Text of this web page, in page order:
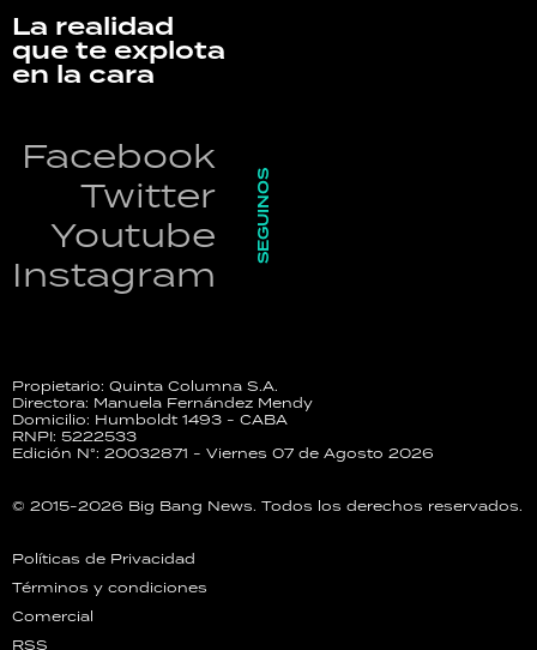
La realidad
que te explota
en la cara
Facebook
Twitter
Youtube
Instagram
SEGUINOS
Propietario: Quinta Columna S.A.
Directora: Manuela Fernández Mendy
Domicilio: Humboldt 1493 - CABA
RNPI: 5222533
Edición N°: 20032871 - Viernes 07 de Agosto 2026
© 2015-2026 Big Bang News. Todos los derechos reservados.
Políticas de Privacidad
Términos y condiciones
Comercial
RSS